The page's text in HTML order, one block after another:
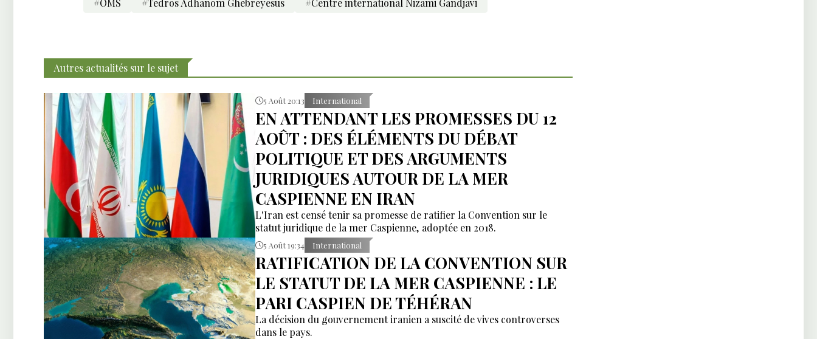
#OMS #Tedros Adhanom Ghebreyesus #Centre international Nizami Gandjavi
Autres actualités sur le sujet
5 Août 20:13 International
EN ATTENDANT LES PROMESSES DU 12
AOÛT : DES ÉLÉMENTS DU DÉBAT
POLITIQUE ET DES ARGUMENTS
JURIDIQUES AUTOUR DE LA MER
CASPIENNE EN IRAN
L'Iran est censé tenir sa promesse de ratifier la Convention sur le
statut juridique de la mer Caspienne, adoptée en 2018.
5 Août 19:34 International
RATIFICATION DE LA CONVENTION SUR
LE STATUT DE LA MER CASPIENNE : LE
PARI CASPIEN DE TÉHÉRAN
La décision du gouvernement iranien a suscité de vives controverses
dans le pays.